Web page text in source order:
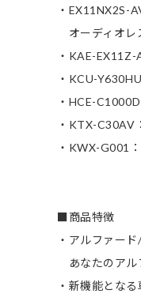
・EX11NX2S-
オーディオレ
・KAE-
・KCU-
・HCE-
・KTX-C30AV
・KWX-G001
■商品特徴
・アルファー
あなたのアル
・新機能とな